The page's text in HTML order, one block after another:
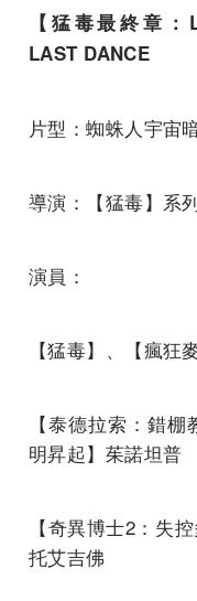
【猛毒最終章：
LAST DANCE
片型：蜘蛛人宇宙
導演：【猛毒】系
演員：
【猛毒】、【瘋狂
【泰德拉索：錯
明昇起】茱諾坦普
【奇異博士2：失
托艾吉佛